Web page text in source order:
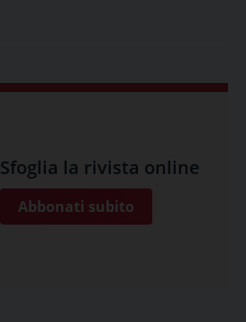
Sfoglia la rivista online
Abbonati subito